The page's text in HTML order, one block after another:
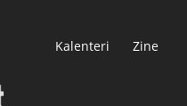
Kalenteri Zine